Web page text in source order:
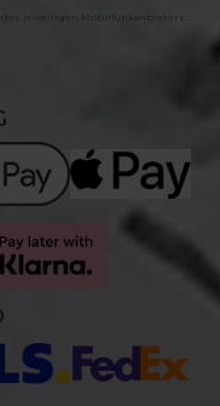
jeweiligen Mobilfunkanbieters